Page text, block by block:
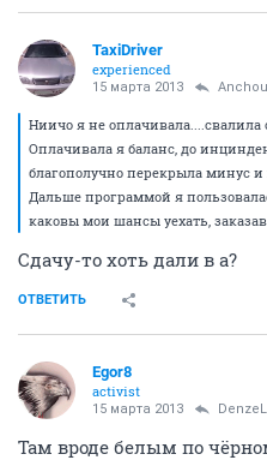
TaxiDriver
experienced
15 марта 2013
Ниичо я не оплачивала....свалила
Оплачивала я баланс, до
благополучно перекрыла минус
Дальше программой я
каковы мои шансы уехать,
Сдачу-то хоть дали в а?
ОТВЕТИТЬ
Egor8
activist
15 марта 2013 DenzeL
Там вроде белым по